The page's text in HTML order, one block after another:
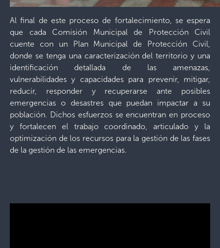
Al final de este proceso de fortalecimiento, se espera
que cada Comisión Municipal de Protección Civil
cuente con un Plan Municipal de Protección Civil,
donde se tenga una caracterización del territorio y una
identificación detallada de las amenazas,
vulnerabilidades y capacidades para prevenir, mitigar,
reducir, responder y recuperarse ante posibles
emergencias o desastres que puedan impactar a su
población. Dichos esfuerzos se encuentran en proceso
y fortalecen el trabajo coordinado, articulado y la
optimización de los recursos para la gestión de las fases
de la gestión de las emergencias.